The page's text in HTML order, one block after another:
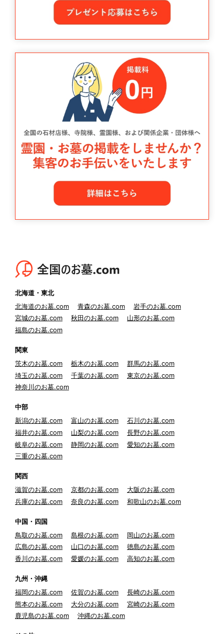
北海道・東北
北海道のお墓.com
青森のお墓.com
岩手のお墓.com
宮城のお墓.com
秋田のお墓.com
山形のお墓.com
福島のお墓.com
関東
茨木のお墓.com
栃木のお墓.com
群馬のお墓.com
埼玉のお墓.com
千葉のお墓.com
東京のお墓.com
神奈川のお墓.com
中部
新潟のお墓.com
富山のお墓.com
石川のお墓.com
福井のお墓.com
山梨のお墓.com
長野のお墓.com
岐阜のお墓.com
静岡のお墓.com
愛知のお墓.com
三重のお墓.com
関西
滋賀のお墓.com
京都のお墓.com
大阪のお墓.com
兵庫のお墓.com
奈良のお墓.com 和歌山のお墓.com
中国・四国
鳥取のお墓.com
島根のお墓.com
岡山のお墓.com
広島のお墓.com
山口のお墓.com
徳島のお墓.com
香川のお墓.com
愛媛のお墓.com 高知のお墓.com
九州・沖縄
福岡のお墓.com
佐賀のお墓.com
長崎のお墓.com
熊本のお墓.com
大分のお墓.com
宮崎のお墓.com
鹿児島のお墓.com
沖縄のお墓.com